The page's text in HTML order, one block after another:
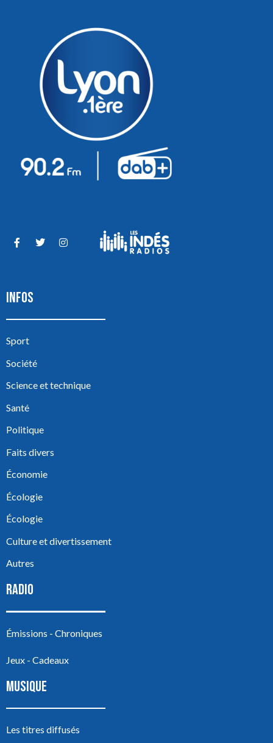
INFOS
Sport
Société
Science et technique
Santé
Politique
Faits divers
Économie
Écologie
Écologie
Culture et divertissement
Autres
RADIO
Émissions - Chroniques
Jeux - Cadeaux
MUSIQUE
Les titres diffusés